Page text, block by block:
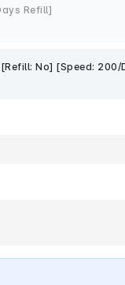
Refill]
No] [Speed: